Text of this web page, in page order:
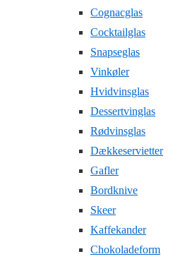
Cognacglas
Cocktailglas
Snapseglas
Vinkøler
Hvidvinsglas
Dessertvinglas
Rødvinsglas
Dækkeservietter
Gafler
Bordknive
Skeer
Kaffekander
Chokoladeform